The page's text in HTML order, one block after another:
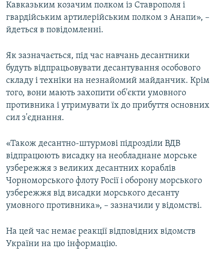
Кавказьким козачим полком із Ставрополя і
гвардійським артилерійським полком з Анапи», –
йдеться в повідомленні.
Як зазначається, під час навчань десантники
будуть відпрацьовувати десантування особового
складу і техніки на незнайомий майданчик. Крім
того, вони мають захопити об'єкти умовного
противника і утримувати їх до прибуття основних
сил з'єднання.
«Також десантно-штурмові підрозділи ВДВ
відпрацюють висадку на необладнане морське
узбережжя з великих десантних кораблів
Чорноморського флоту Росії і оборону морського
узбережжя від висадки морського десанту
умовного противника», – зазначили у відомстві.
На цей час немає реакції відповідних відомств
України на цю інформацію.